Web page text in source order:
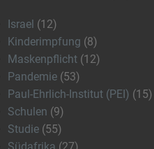
Israel (12)
Kinderimpfung (8)
Maskenpflicht (12)
Pandemie (53)
Paul-Ehrlich-Institut (PEI) (15)
Schulen (9)
Studie (55)